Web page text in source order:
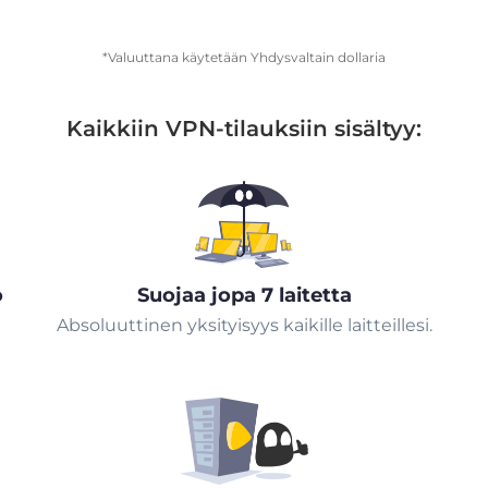
*Valuuttana käytetään Yhdysvaltain dollaria
Kaikkiin VPN-tilauksiin sisältyy:
Suojaa jopa 7 laitetta
Absoluuttinen yksityisyys kaikille laitteillesi.